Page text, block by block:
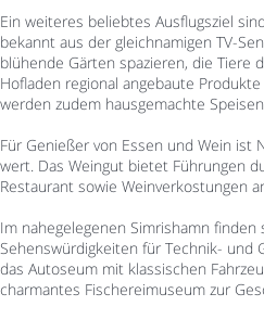
Ein weiteres beliebtes Ausflugsziel
bekannt aus der gleichnamigen TV-
blühende Gärten spazieren, die Tiere
Hofladen regional angebaute
werden zudem hausgemachte
Für Genießer von Essen und Wein ist
wert. Das Weingut bietet Führungen
Restaurant sowie Weinverkostungen
Im nahegelegenen Simrishamn
Sehenswürdigkeiten für Technik- und
das Autoseum mit klassischen
charmantes Fischereimuseum zur